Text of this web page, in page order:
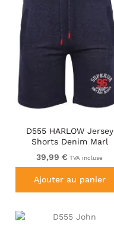
D555 HARLOW Jersey
Shorts Denim Marl
39,99 € TVA incluse
Ajouter au panier